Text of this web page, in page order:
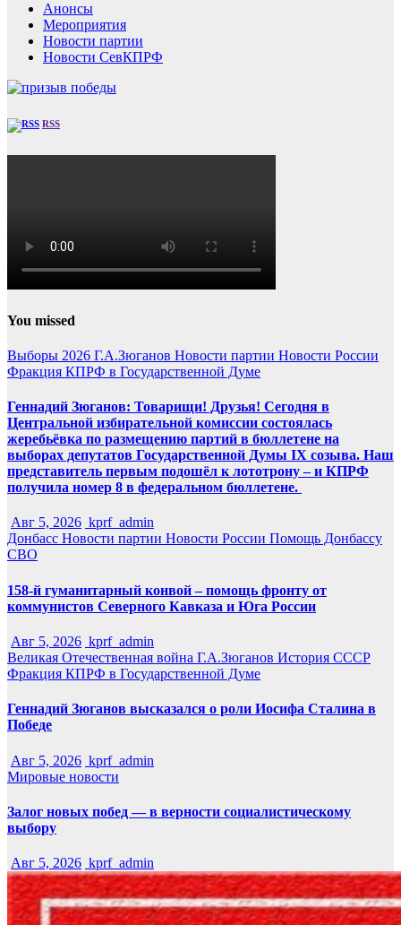
Анонсы
Мероприятия
Новости партии
Новости СевКПРФ
RSS
You missed
Выборы 2026 Г.А.Зюганов Новости партии Новости России
Фракция КПРФ в Государственной Думе
Геннадий Зюганов: Товарищи! Друзья! Сегодня в
Центральной избирательной комиссии состоялась
жеребьёвка по размещению партий в бюллетене на
выборах депутатов Государственной Думы IX созыва. Наш
представитель первым подошёл к лототрону – и КПРФ
получила номер 8 в федеральном бюллетене.
Авг 5, 2026 kprf_admin
Донбасс Новости партии Новости России Помощь Донбассу
СВО
158-й гуманитарный конвой – помощь фронту от
коммунистов Северного Кавказа и Юга России
Авг 5, 2026 kprf_admin
Великая Отечественная война Г.А.Зюганов История СССР
Фракция КПРФ в Государственной Думе
Геннадий Зюганов высказался о роли Иосифа Сталина в
Победе
Авг 5, 2026 kprf_admin
Мировые новости
Залог новых побед — в верности социалистическому
выбору
Авг 5, 2026 kprf_admin